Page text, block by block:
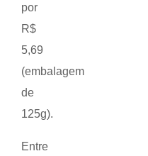
por
R$
5,69
(embalagem
de
125g).
Entre